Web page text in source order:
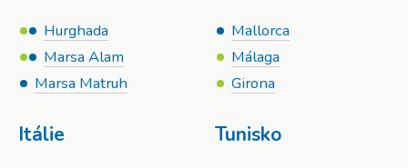
Hurghada
Marsa Alam
Marsa Matruh
Itálie
Mallorca
Málaga
Girona
Tunisko